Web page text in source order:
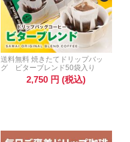
送料無料 焼きたてドリップバッ
グ ビターブレンド50袋入り
2,750 円 (税込)